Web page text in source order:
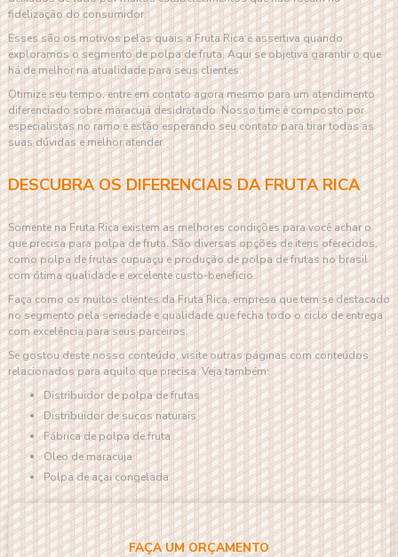
fidelização do consumidor.
Esses são os motivos pelas quais a Fruta Rica é assertiva quando
exploramos o segmento de polpa de fruta. Aqui se objetiva garantir o que
há de melhor na atualidade para seus clientes.
Otimize seu tempo, entre em contato agora mesmo para um atendimento
diferenciado sobremaracujá desidratado. Nosso time é composto por
especialistas no ramo e estão esperando seu contato para tirar todas as
suas dúvidas e melhor atender.
DESCUBRA OS DIFERENCIAIS DA FRUTA RICA
Somente na Fruta Rica existem as melhores condições para você achar o
que precisa para polpa de fruta. São diversas opções de itens oferecidos,
como polpa de frutas cupuaçu e produção de polpa de frutas no brasil
com ótima qualidade e excelente custo-benefício.
Faça como os muitos clientes da Fruta Rica, empresa que tem se destacado
no segmento pela seriedade e qualidade que fecha todo o ciclo de entrega
com excelência para seus parceiros.
Se gostou deste nosso conteúdo, visite outras páginas com conteúdos
relacionados para aquilo que precisa. Veja também:
distribuidor de polpa de frutas
distribuidor de sucos naturais
fábrica de polpa de fruta
oleo de maracuja
polpa de açai congelada
FAÇA UM ORÇAMENTO